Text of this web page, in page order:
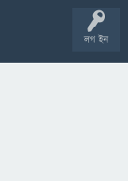
লগ ইন